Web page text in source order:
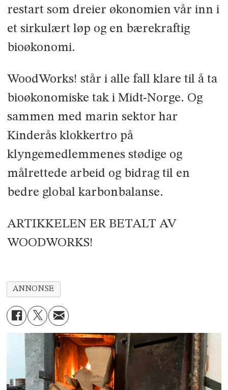
restart som dreier økonomien vår inn i
et sirkulært løp og en bærekraftig
bioøkonomi.
WoodWorks! står i alle fall klare til å ta
bioøkonomiske tak i Midt-Norge. Og
sammen med marin sektor har
Kinderås klokkertro på
klyngemedlemmenes stødige og
målrettede arbeid og bidrag til en
bedre global karbonbalanse.
ARTIKKELEN ER BETALT AV
WOODWORKS!
ANNONSE